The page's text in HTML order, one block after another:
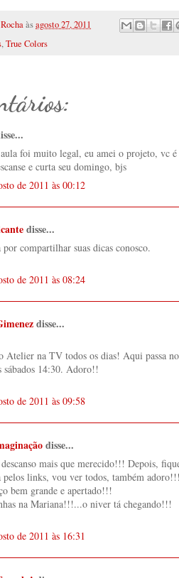
àsagosto 27, 2011
,True Colors
aula foi muito legal, eu amei o projeto, vc
e curta seu domingo, bjs
de 2011 às 00:12
disse...
compartilhar suas dicas conosco.
de 2011 às 08:24
disse...
Atelier na TV todos os dias! Aqui passa
sábados 14:30. Adoro!!
de 2011 às 09:58
disse...
mais que merecido!!! Depois,
pelos links, vou ver todos, também adoro!!!
bem grande e apertado!!!
na Mariana!!!...o niver tá chegando!!!
de 2011 às 16:31